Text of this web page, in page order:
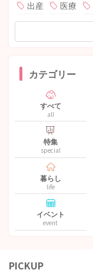
出産 医療
カテゴリー
すべて
all
特集
special
暮らし
life
イベント
event
PICKUP